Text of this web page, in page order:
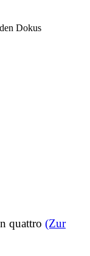
Dokus
quattro (Zur